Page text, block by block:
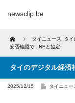
newsclip.be
Home タイニュース タ
安否確認でLINEと協定
タイのデジタル経済
2025/12/15 タイニュー